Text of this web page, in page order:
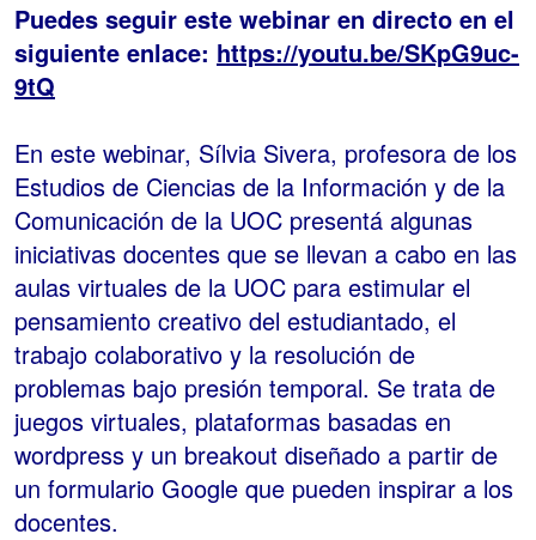
Puedes seguir este webinar en directo en el
siguiente enlace: https://youtu.be/SKpG9uc-
9tQ
En este webinar, Sílvia Sivera, profesora de los
Estudios de Ciencias de la Información y de la
Comunicación de la UOC presentá algunas
iniciativas docentes que se llevan a cabo en las
aulas virtuales de la UOC para estimular el
pensamiento creativo del estudiantado, el
trabajo colaborativo y la resolución de
problemas bajo presión temporal. Se trata de
juegos virtuales, plataformas basadas en
wordpress y un breakout diseñado a partir de
un formulario Google que pueden inspirar a los
docentes.